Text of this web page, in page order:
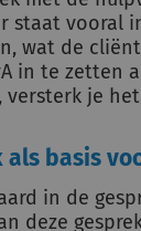
staat vooral
wat de
in te zetten
versterk je
als basis
in de
deze